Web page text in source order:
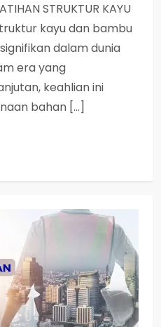
STRUKTUR KAYU
kayu dan bambu
dalam dunia
era yang
keahlian ini
bahan […]